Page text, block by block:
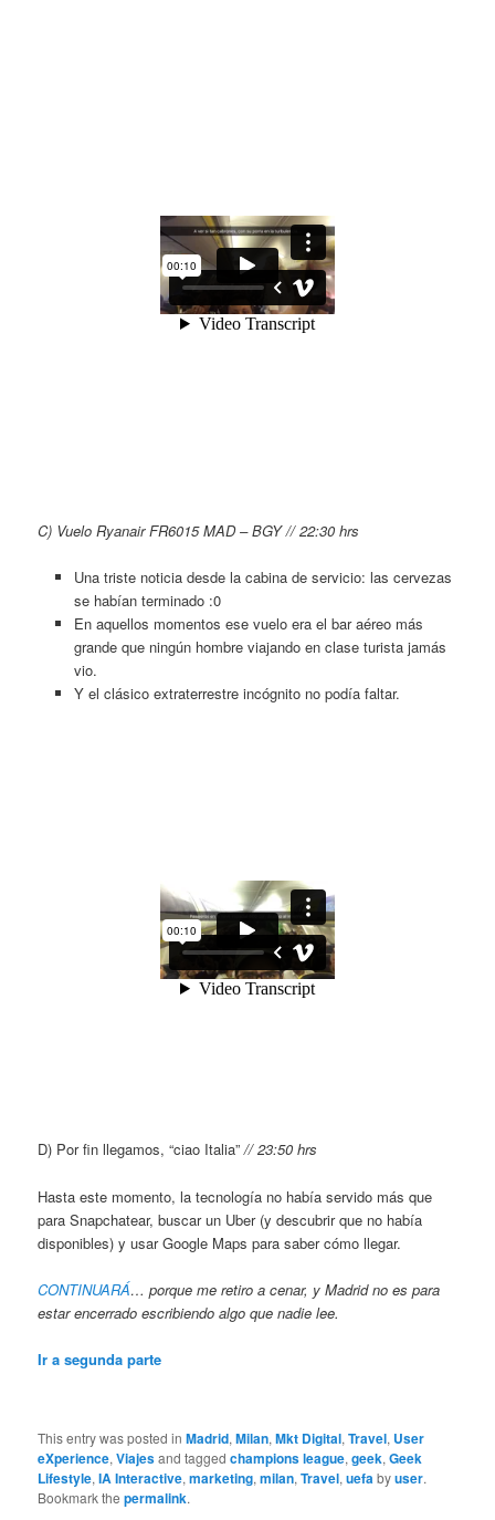
C) Vuelo Ryanair FR6015 MAD – BGY // 22:30 hrs
Una triste noticia desde la cabina de servicio: las cervezas
se habían terminado :0
En aquellos momentos ese vuelo era el bar aéreo más
grande que ningún hombre viajando en clase turista jamás
vio.
Y el clásico extraterrestre incógnito no podía faltar.
D) Por fin llegamos, “ciao Italia”// 23:50 hrs
Hasta este momento, la tecnología no había servido más que
para Snapchatear, buscar un Uber (y descubrir que no había
disponibles) y usar Google Maps para saber cómo llegar.
CONTINUARÁ… porque me retiro a cenar, y Madrid no es para
estar encerrado escribiendo algo que nadie lee.
Ir a segunda parte
This entry was posted inMadrid,Milan,Mkt Digital,Travel, User
eXperience,Viajesand taggedchampions league,geek,Geek
Lifestyle,IA Interactive,marketing,milan,Travel,uefabyuser.
Bookmark thepermalink.